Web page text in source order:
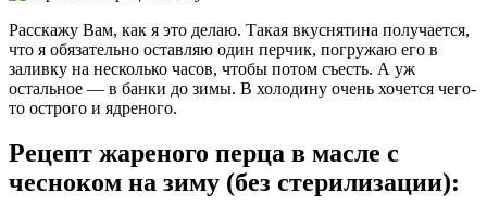
Расскажу Вам, как я это делаю. Такая вкуснятина получается,
что я обязательно оставляю один перчик, погружаю его в
заливку на несколько часов, чтобы потом съесть. А уж
остальное — в банки до зимы. В холодину очень хочется чего-
то острого и ядреного.
Рецепт жареного перца в масле с
чесноком на зиму (без стерилизации):